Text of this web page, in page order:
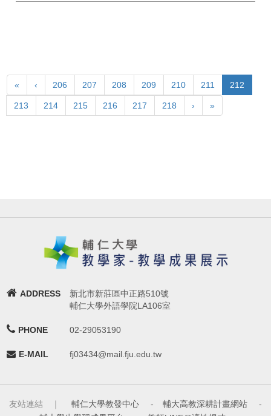
« ‹ 206 207 208 209 210 211 212
213 214 215 216 217 218 › »
ADDRESS
新北市新莊區中正路510號
輔仁大學外語學院LA106室
PHONE 02-29053190
E-MAIL fj03434@mail.fju.edu.tw
友站連結 ｜ 輔仁大學教發中心 - 輔大高教深耕計畫網站
-